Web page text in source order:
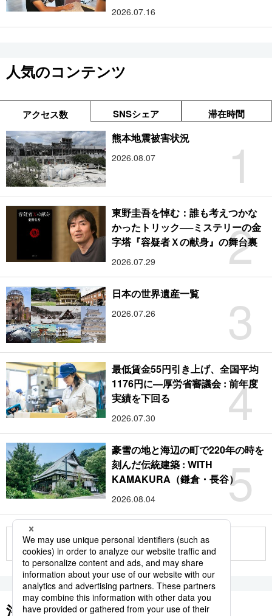
2026.07.16
人気のコンテンツ
アクセス数 SNSシェア 滞在時間
1
熊本地震被害状況
2026.08.07
2
東野圭吾を悼む：誰も考えつかな
かったトリック──ミステリーの金
字塔『容疑者Ｘの献身』の舞台裏
2026.07.29
3
日本の世界遺産一覧
2026.07.26
4
最低賃金55円引き上げ、全国平均
1176円に―厚労省審議会 : 前年度
実績を下回る
2026.07.30
5
豪雪の地と海辺の町で220年の時を
刻んだ伝統建築 : WITH
KAMAKURA（鎌倉・長谷）
2026.08.04
もっと見る
注目のキーワード